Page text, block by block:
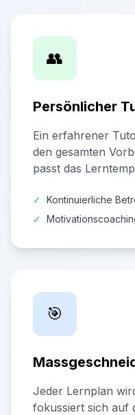
👥
Persönlicher
Ein erfahrener
den gesamten
passt das
✓ Kontinuierliche
✓
🎯
Jeder Lernplan
fokussiert sich auf